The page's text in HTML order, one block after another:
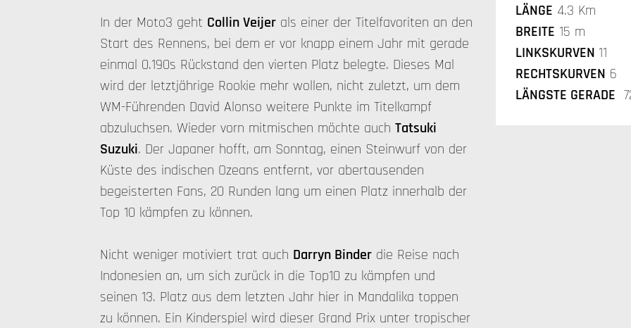
In der Moto3 geht Collin Veijer als einer der Titelfavoriten an den
Start des Rennens, bei dem er vor knapp einem Jahr mit gerade
einmal 0.190s Rückstand den vierten Platz belegte. Dieses Mal
wird der letztjährige Rookie mehr wollen, nicht zuletzt, um dem
WM-Führenden David Alonso weitere Punkte im Titelkampf
abzuluchsen. Wieder vorn mitmischen möchte auch Tatsuki
Suzuki. Der Japaner hofft, am Sonntag, einen Steinwurf von der
Küste des indischen Ozeans entfernt, vor abertausenden
begeisterten Fans, 20 Runden lang um einen Platz innerhalb der
Top 10 kämpfen zu können.
Nicht weniger motiviert trat auch Darryn Binder die Reise nach
Indonesien an, um sich zurück in die Top10 zu kämpfen und
seinen 13. Platz aus dem letzten Jahr hier in Mandalika toppen
zu können. Ein Kinderspiel wird dieser Grand Prix unter tropischer
LÄNGE 4.3 Km
BREITE 15 m
LINKSKURVEN 11
RECHTSKURVEN 6
LÄNGSTE GERADE